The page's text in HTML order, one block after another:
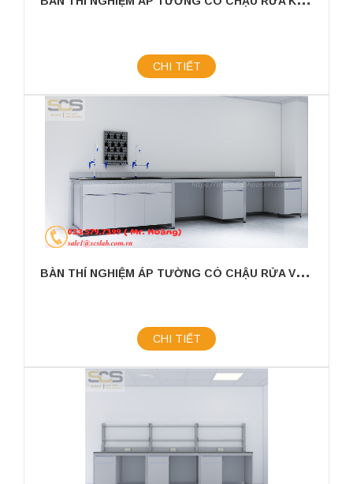
CHI TIẾT
B
ÀN THÍ NGHIỆM ÁP TƯỜNG CÓ CHẬU RỬA VÀ GIÁ TREO KÍCH THƯỚC 3000X750X800MM
CHI TIẾT